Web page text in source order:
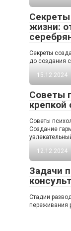
жизни:
Секреты
до создания
15.12.2024
Советы
крепкой
Советы
Создание
12.12.2024
Задачи
Стадии
переживания